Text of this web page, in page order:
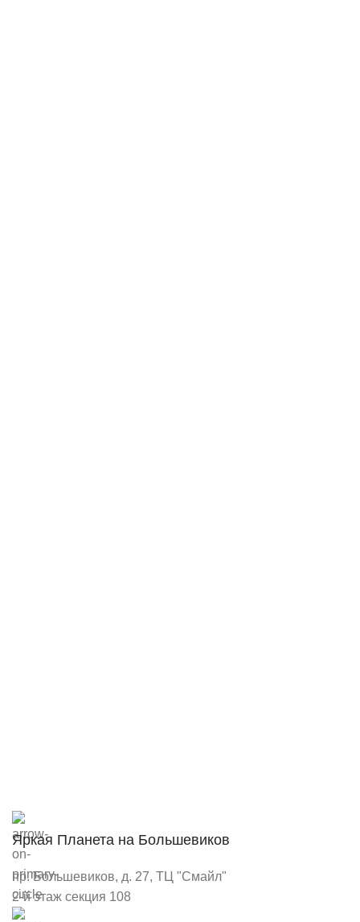
Яркая Планета на Большевиков
пр. Большевиков, д. 27, ТЦ "Смайл"
2-й этаж секция 108